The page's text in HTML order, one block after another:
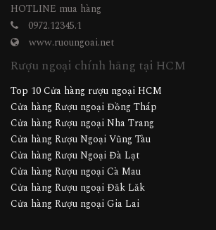
HOTLINE mua hàng
0972.12345.1
www.ruoungoai.net
Rượu ngoại chính hãng tại HCM
Top 10 Cửa hàng rượu ngoại HCM
Cửa hàng Rượu ngoại Đồng Tháp
Cửa hàng Rượu ngoại Nha Trang
Cửa hàng Rượu Ngoại Vũng Tàu
Cửa hàng Rượu Ngoại Đà Lạt
Cửa hàng Rượu ngoại Cà Mau
Cửa hàng Rượu ngoại Đăk Lăk
Cửa hàng Rượu ngoại Gia Lai